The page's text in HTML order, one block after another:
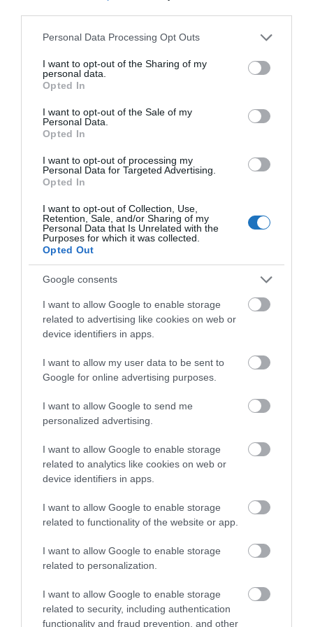
Please note that this website/app uses one or more Google
not limited to your visit or usage behaviour. You may click to
grant or deny consent to Google and its third-party tags to
use your data for below specified purposes in below Google
consent section.
Personal Data Processing Opt Outs
I want to opt-out of the Sharing of my
personal data.
Opted In
I want to opt-out of the Sale of my
Personal Data.
Opted In
I want to opt-out of processing my
Personal Data for Targeted Advertising.
Opted In
I want to opt-out of Collection, Use,
Retention, Sale, and/or Sharing of my
Personal Data that Is Unrelated with the
Purposes for which it was collected.
Opted Out
Google consents
I want to allow Google to enable storage
related to advertising like cookies on web or
device identifiers in apps.
I want to allow my user data to be sent to
Google for online advertising purposes.
I want to allow Google to send me
personalized advertising.
I want to allow Google to enable storage
related to analytics like cookies on web or
device identifiers in apps.
I want to allow Google to enable storage
related to functionality of the website or app.
I want to allow Google to enable storage
related to personalization.
I want to allow Google to enable storage
related to security, including authentication
functionality and fraud prevention, and other
A Booking botrány előzményei időrendben
visszafelé:
A dán szállodaszövetség kártérítésre szólította
fel a Booking.com-ot
Robbant a Booking.com botrány a dán
közszolgálati televízióban is
A dán szállodaszövetség perrel fenyegeti a
Booking-ot
Dán ipari miniszter a Booking.com botrányról:
brutális
A Booking.com márkaigazgatója letiltotta a
reklamálókat és törölte kommentjeiket
A Booking CEO LinkedIn profilján panaszkodnak
a szállásadók
Razzia a Booking.com budapesti irodájában
4,3 millió dollár értékben adott el
részvényeket a menedzsment
Eladásra javasolja a Booking részvényeit egy
Kiderült, mi okozta a Booking késedelmes
fizetését
A Booking botrány érintettjeinek becsülhető
száma
A BBC is beszámolt a Booking botrányról
Mégiscsak nagy a baj: több ezer szálláshelynek
nem utalt időben a Booking
Végre elindultak a kifizetések